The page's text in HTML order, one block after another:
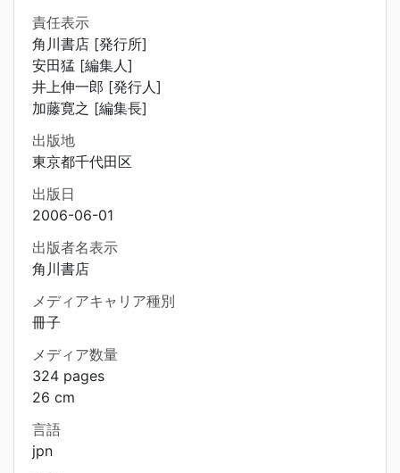
責任表示
角川書店 [発行所]
安田猛 [編集人]
井上伸一郎 [発行人]
加藤寛之 [編集長]
出版地
東京都千代田区
出版日
2006-06-01
出版者名表示
角川書店
メディアキャリア種別
冊子
メディア数量
324 pages
26 cm
言語
jpn